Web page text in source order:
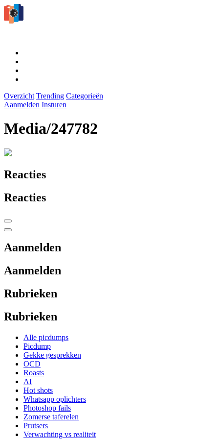
Overzicht Trending Categorieën
Aanmelden Insturen
Media/247782
Reacties
Reacties
Aanmelden
Aanmelden
Rubrieken
Rubrieken
Alle picdumps
Picdump
Gekke gesprekken
OCD
Roasts
AI
Hot shots
Whatsapp oplichters
Photoshop fails
Zomerse taferelen
Prutsers
Verwachting vs realiteit